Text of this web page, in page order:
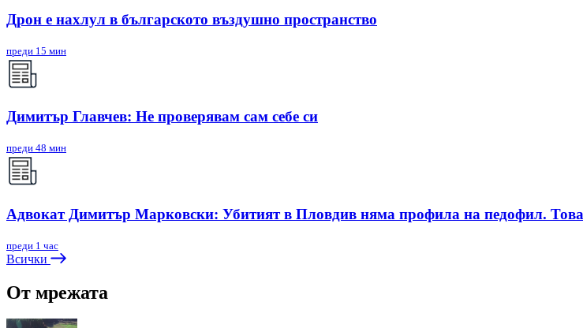
Дрон е нахлул в българското въздушно пространство
преди 15 мин
Димитър Главчев: Не проверявам сам себе си
преди 48 мин
Адвокат Димитър Марковски: Убитият в Пловдив няма профила на педофил. Това
преди 1 час
Всички
От мрежата